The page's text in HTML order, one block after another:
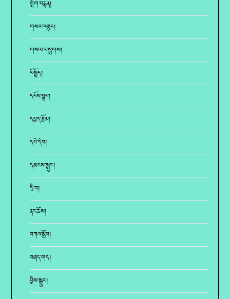
གློག་བརྙན།
གསར་འགྱུར།
གསལ་བསྒྲགས།
ངོ་སྤྲོད།
དངོས་བྱུང་།
དཔྱད་རྩོམ།
དཔེ་དེབ།
དམངས་སྒྲུང་།
དྲི་བ།
ནང་ཆོས།
བཀའ་སློབ།
བཞད་གད།
བྱིས་སྒྲུང་།